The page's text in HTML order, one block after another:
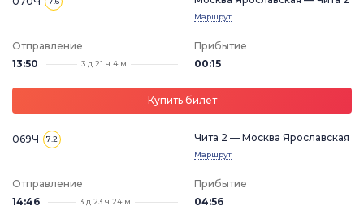
Маршрут
Отправление
13:50
3 д 21 ч 4 м
Прибытие
00:15
Купить билет
069Ч 7.2 Чита 2 — Москва Ярославская
Маршрут
Отправление
14:46
3 д 23 ч 24 м
Прибытие
04:56